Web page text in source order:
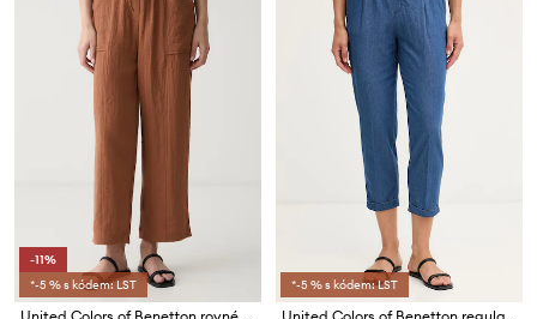
-11%
*-5 % s kódem: LST
*-5 % s kódem: LST